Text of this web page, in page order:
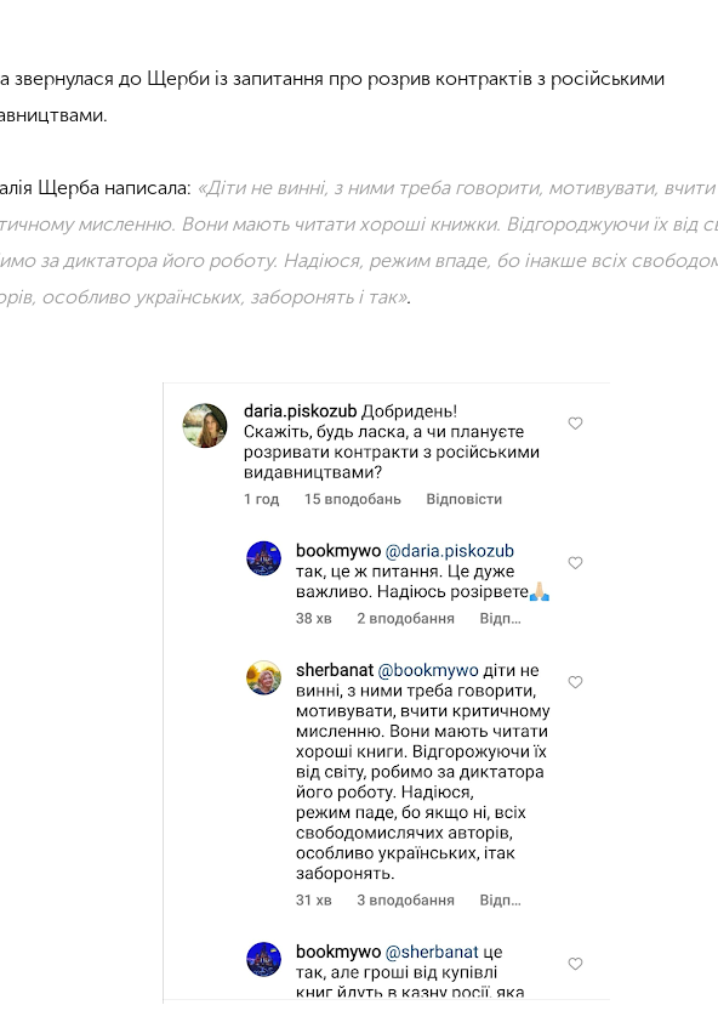
звернулася до Щерби із запитання про розрив контрактів з російськими
Щерба написала: «Діти не винні, з ними треба говорити, мотивувати, вчити
мисленню. Вони мають читати хороші книжки. Відгороджуючи їх від
за диктатора його роботу. Надіюся, режим впаде, бо інакше всіх
особливо українських, заборонять і так».